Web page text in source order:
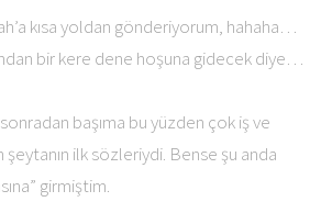
kısa yoldan gönderiyorum, hahaha…
bir kere dene hoşuna gidecek diye…
başıma bu yüzden çok iş ve
ilk sözleriydi. Bense şu anda
girmiştim.